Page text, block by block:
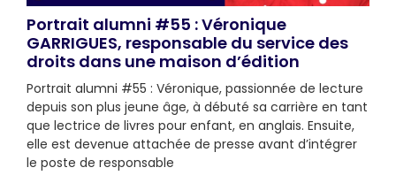
Portrait alumni #55 : Véronique
GARRIGUES, responsable du service des
droits dans une maison d’édition
Portrait alumni #55 : Véronique, passionnée de lecture
depuis son plus jeune âge, à débuté sa carrière en tant
que lectrice de livres pour enfant, en anglais. Ensuite,
elle est devenue attachée de presse avant d’intégrer
le poste de responsable